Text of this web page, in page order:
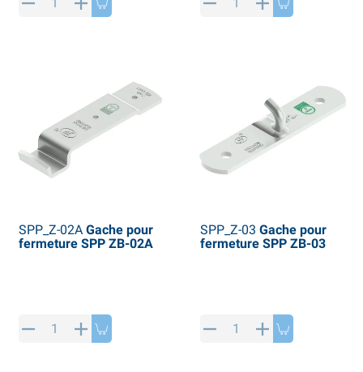
SPP_Z-02AGache pour
fermeture SPP ZB-02A
SPP_Z-03 Gache pour
fermeture SPP ZB-03